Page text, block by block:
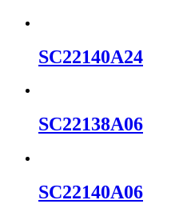
SC22140A24
SC22138A06
SC22140A06